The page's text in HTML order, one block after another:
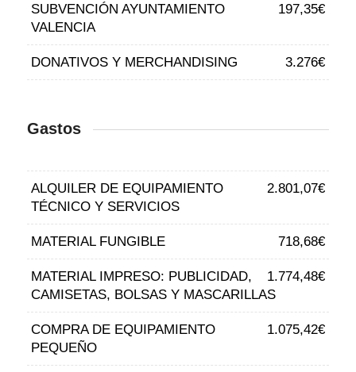
SUBVENCIÓN AYUNTAMIENTO
VALENCIA
197,35€
DONATIVOS Y MERCHANDISING 3.276€
Gastos
ALQUILER DE EQUIPAMIENTO
TÉCNICO Y SERVICIOS
2.801,07€
MATERIAL FUNGIBLE 718,68€
MATERIAL IMPRESO: PUBLICIDAD,
CAMISETAS, BOLSAS Y MASCARILLAS
1.774,48€
COMPRA DE EQUIPAMIENTO
PEQUEÑO
1.075,42€